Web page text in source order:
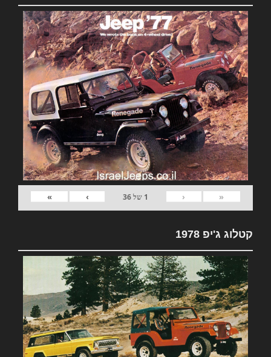
«
‹
1 של36
›
»
קטלוג ג'יפ 1978